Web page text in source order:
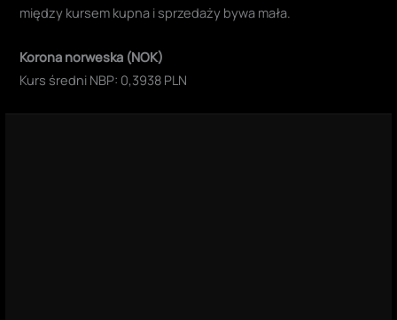
między kursem kupna i sprzedaży bywa mała.
Korona norweska (NOK)
Kurs średni NBP: 0,3938 PLN